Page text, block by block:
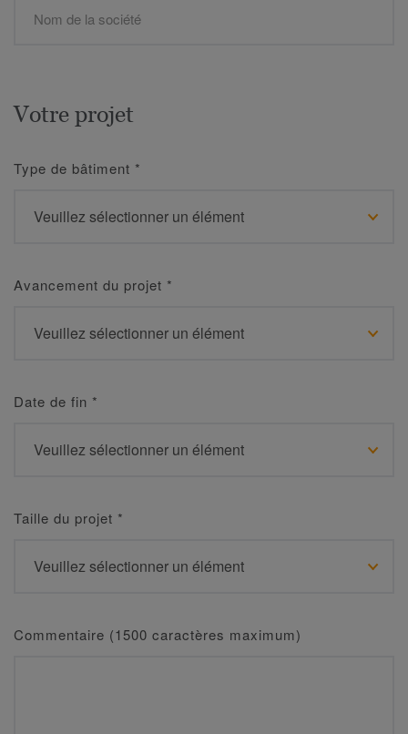
Votre projet
Type de bâtiment *
Avancement du projet *
Date de fin *
Taille du projet *
Commentaire (1500 caractères maximum)